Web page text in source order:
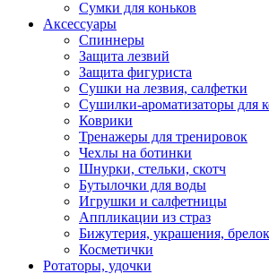
Сумки для коньков
Аксессуары
Спиннеры
Защита лезвий
Защита фигуриста
Сушки на лезвия, салфетки
Сушилки-ароматизаторы для
Коврики
Тренажеры для тренировок
Чехлы на ботинки
Шнурки, стельки, скотч
Бутылочки для воды
Игрушки и салфетницы
Аппликации из страз
Бижутерия, украшения,
Косметички
Ротаторы, удочки